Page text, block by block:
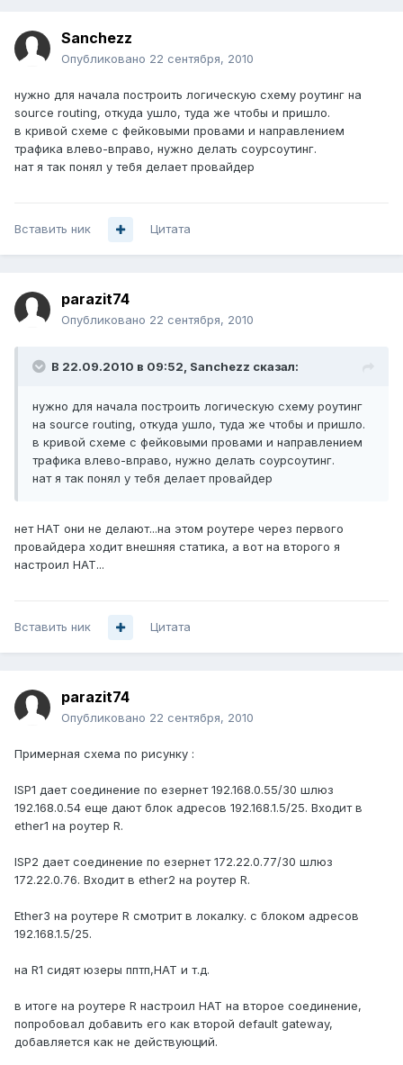
Sanchezz
Опубликовано 22 сентября, 2010
нужно для начала построить логическую схему роутинг на
source routing, откуда ушло, туда же чтобы и пришло.
в кривой схеме с фейковыми провами и направлением
трафика влево-вправо, нужно делать соурсоутинг.
нат я так понял у тебя делает провайдер
Вставить ник Цитата
parazit74
Опубликовано 22 сентября, 2010
В 22.09.2010 в 09:52, Sanchezz сказал:
нужно для начала построить логическую схему роутинг
на source routing, откуда ушло, туда же чтобы и пришло.
в кривой схеме с фейковыми провами и направлением
трафика влево-вправо, нужно делать соурсоутинг.
нат я так понял у тебя делает провайдер
нет НАТ они не делают...на этом роутере через первого
провайдера ходит внешняя статика, а вот на второго я
настроил НАТ...
Вставить ник Цитата
parazit74
Опубликовано 22 сентября, 2010
Примерная схема по рисунку :
ISP1 дает соединение по езернет 192.168.0.55/30 шлюз
192.168.0.54 еще дают блок адресов 192.168.1.5/25. Входит в
ether1 на роутер R.
ISP2 дает соединение по езернет 172.22.0.77/30 шлюз
172.22.0.76. Входит в ether2 на роутер R.
Ether3 на роутере R смотрит в локалку. с блоком адресов
192.168.1.5/25.
на R1 сидят юзеры пптп,НАТ и т.д.
в итоге на роутере R настроил НАТ на второе соединение,
попробовал добавить его как второй default gateway,
добавляется как не действующий.